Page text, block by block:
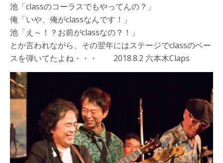
池「classのコーラスでもやってんの？」
俺「いや、俺がclassなんです！」
池「え～！？お前がclassなの？！」
とか言われながら、その翌年にはステージでclassのベー
スを弾いてたよね・・・ 2018.8.2 六本木Claps